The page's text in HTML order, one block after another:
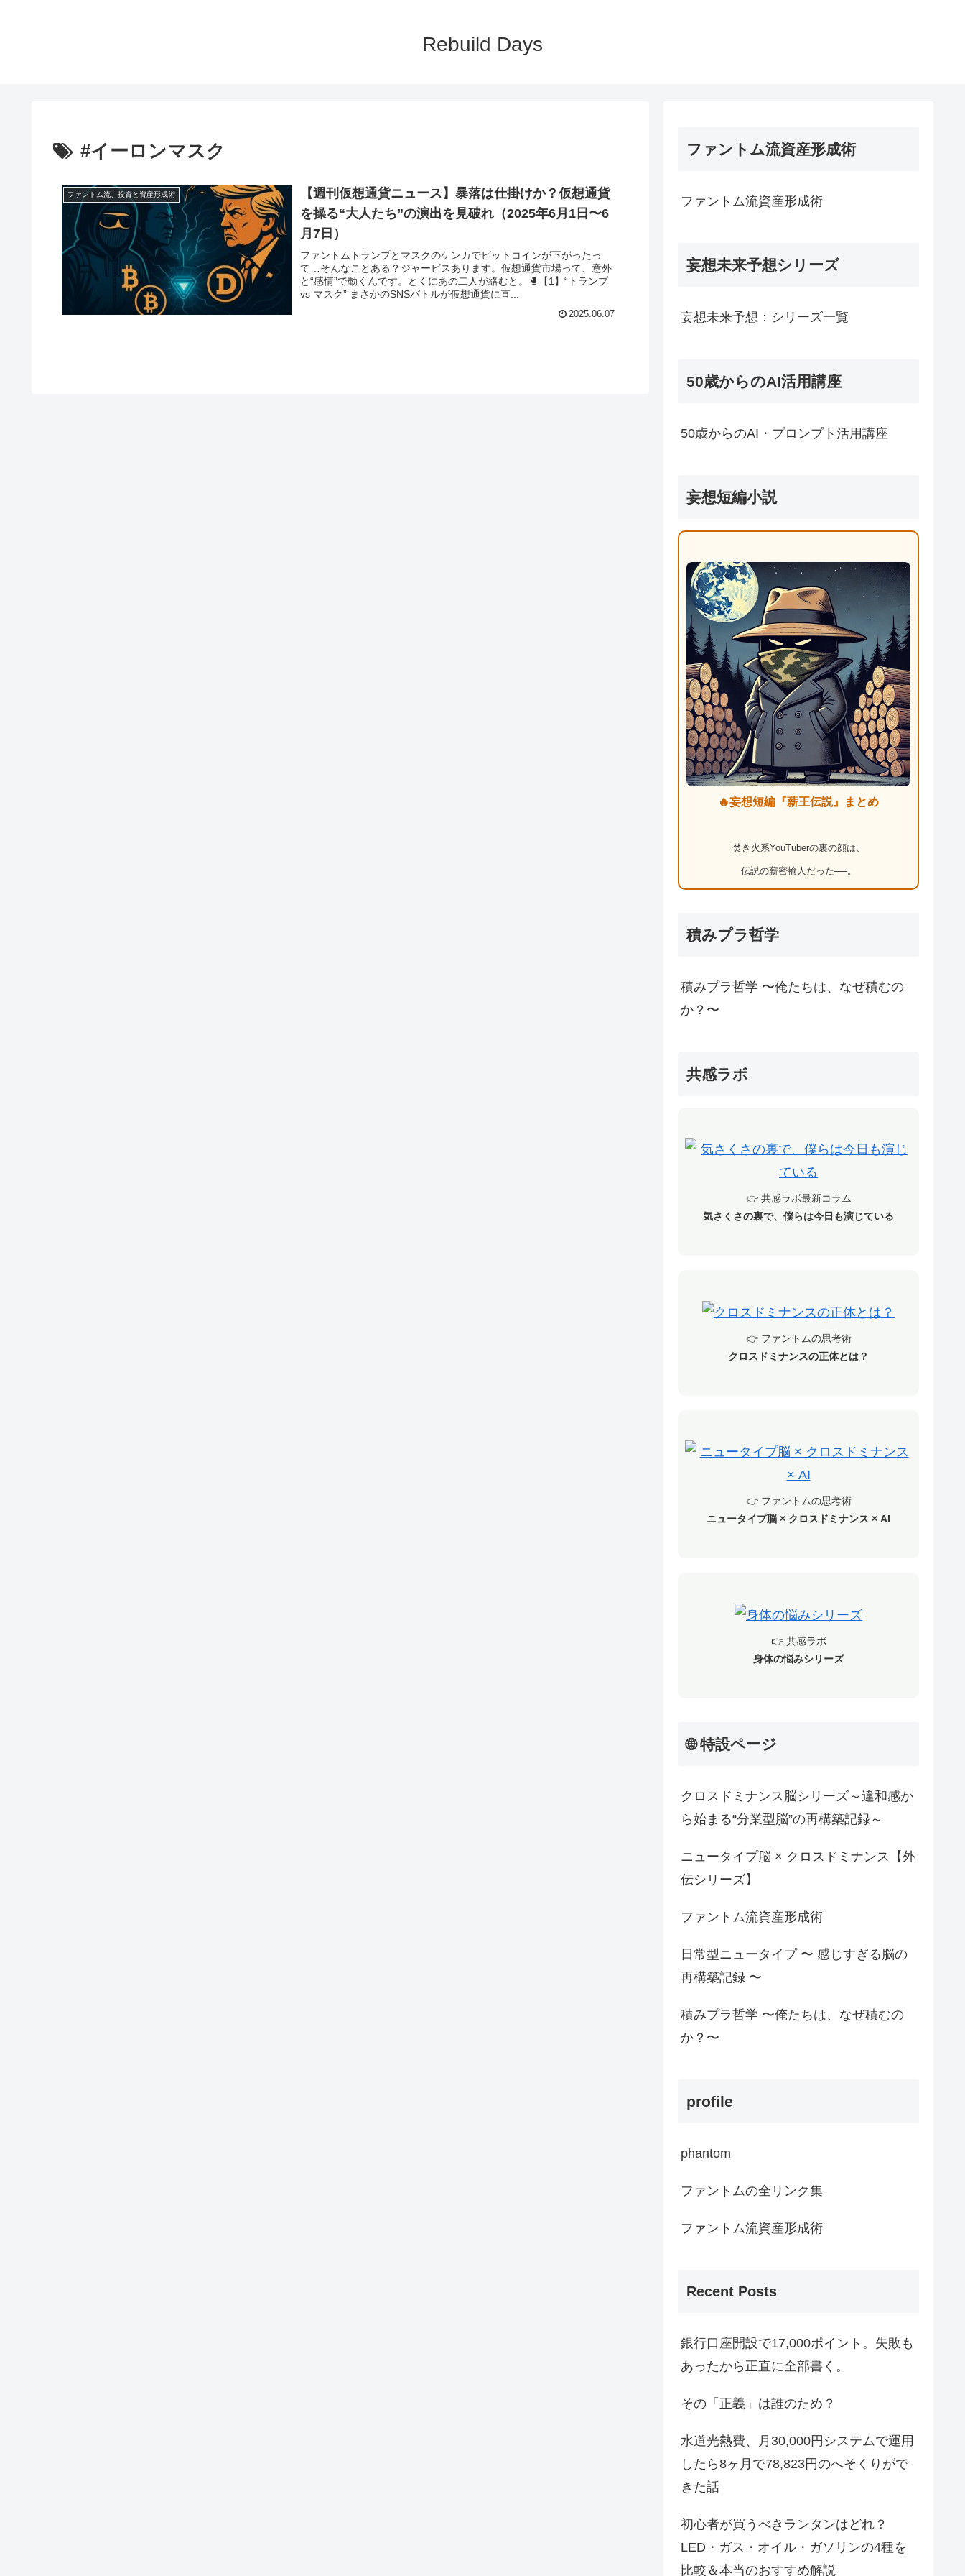
Rebuild Days
#イーロンマスク
ファントム流、投資と資産形成術
【週刊仮想通貨ニュース】暴落は仕掛けか？仮想通貨
を操る“大人たち”の演出を見破れ（2025年6月1日〜6
月7日）
ファントムトランプとマスクのケンカでビットコインが下がったっ
て…そんなことある？ジャービスあります。仮想通貨市場って、意外
と“感情”で動くんです。とくにあの二人が絡むと。🥊【1】“トランプ
vs マスク” まさかのSNSバトルが仮想通貨に直...
2025.06.07
ファントム流資産形成術
ファントム流資産形成術
妄想未来予想シリーズ
妄想未来予想：シリーズ一覧
50歳からのAI活用講座
50歳からのAI・プロンプト活用講座
妄想短編小説
🔥妄想短編『薪王伝説』まとめ
焚き火系YouTuberの裏の顔は、
伝説の薪密輸人だった──。
積みプラ哲学
積みプラ哲学 〜俺たちは、なぜ積むの
か？〜
共感ラボ
👉 共感ラボ最新コラム
気さくさの裏で、僕らは今日も演じている
👉 ファントムの思考術
クロスドミナンスの正体とは？
👉 ファントムの思考術
ニュータイプ脳 × クロスドミナンス × AI
👉 共感ラボ
身体の悩みシリーズ
🌐 特設ページ
クロスドミナンス脳シリーズ～違和感か
ら始まる“分業型脳”の再構築記録～
ニュータイプ脳 × クロスドミナンス【外
伝シリーズ】
ファントム流資産形成術
日常型ニュータイプ 〜 感じすぎる脳の
再構築記録 〜
積みプラ哲学 〜俺たちは、なぜ積むの
か？〜
profile
phantom
ファントムの全リンク集
ファントム流資産形成術
Recent Posts
銀行口座開設で17,000ポイント。失敗も
あったから正直に全部書く。
その「正義」は誰のため？
水道光熱費、月30,000円システムで運用
したら8ヶ月で78,823円のへそくりがで
きた話
初心者が買うべきランタンはどれ？
LED・ガス・オイル・ガソリンの4種を
比較＆本当のおすすめ解説